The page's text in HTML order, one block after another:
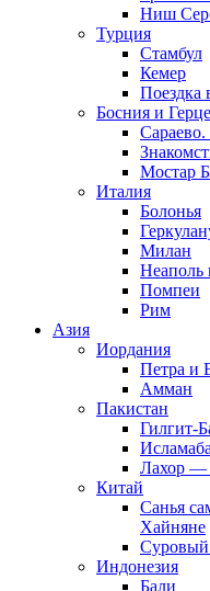
Ниш
Турция
Стамбул
Кемер
Поездка
Босния и
Мостар
Италия
Болонья
Милан
Неаполь
Помпеи
Рим
Азия
Иордания
Петра и
Амман
Пакистан
Гилгит-
Лахор —
Китай
Санья
Хайняне
Индонезия
Бали